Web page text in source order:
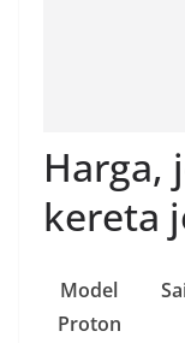
Harga,
kereta
Model
Proton